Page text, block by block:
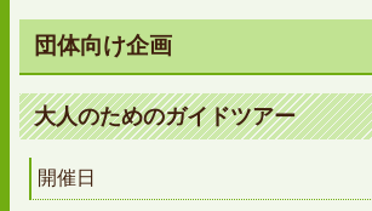
団体向け企画
大人のためのガイドツアー
開催日